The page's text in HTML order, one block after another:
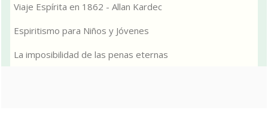
Viaje Espírita en 1862 - Allan Kardec
Espiritismo para Niños y Jóvenes
La imposibilidad de las penas eternas